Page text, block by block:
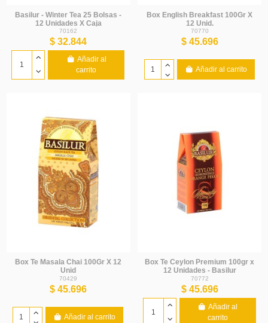
Basilur - Winter Tea 25 Bolsas -
12 Unidades X Caja
70162
$ 32.844
Añadir al
carrito
Box English Breakfast 100Gr X
12 Unid.
70770
$ 45.696
Añadir al carrito
Box Te Masala Chai 100Gr X 12
Unid
70429
$ 45.696
Añadir al carrito
Box Te Ceylon Premium 100gr x
12 Unidades - Basilur
70772
$ 45.696
Añadir al
carrito